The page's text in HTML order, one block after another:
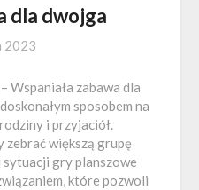
dla dwojga
2023
Wspaniała zabawa dla
sposobem na
i przyjaciół.
zebrać większą grupę
sytuacji gry planszowe
które pozwoli